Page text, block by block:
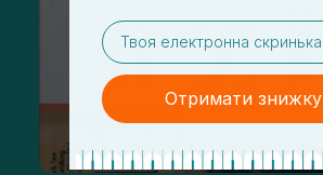
email
Отримати знижку